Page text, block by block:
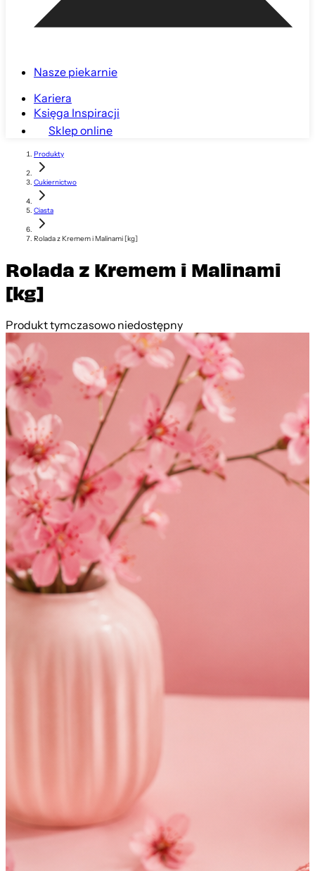
Nasze piekarnie
Kariera
Księga Inspiracji
Sklep online
Produkty
Cukiernictwo
Ciasta
Rolada z Kremem i Malinami [kg]
Rolada z Kremem i Malinami
[kg]
Produkt tymczasowo niedostępny